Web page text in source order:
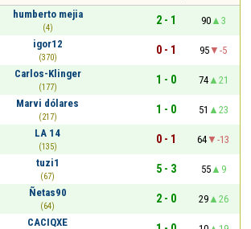
humberto mejia
(4)
2 - 1 90
3
igor12
(370)
0 - 1 95
-5
Carlos-Klinger
(177)
1 - 0 74
21
Marvi dólares
(217)
1 - 0 51
23
LA 14
(135)
0 - 1 64
-13
tuzi1
(67)
5 - 3 55
9
Ñetas90
(64)
2 - 0 29
26
CACIQXE